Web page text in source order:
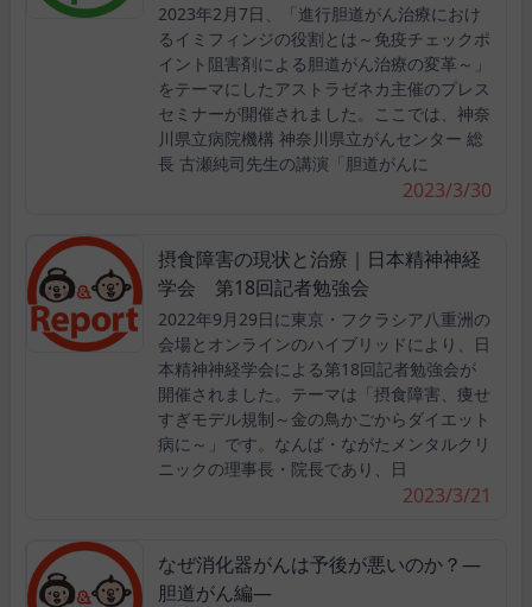
2023年2月7日、「進行胆道がん治療におけ
るイミフィンジの役割とは～免疫チェックポ
イント阻害剤による胆道がん治療の変革～」
をテーマにしたアストラゼネカ主催のプレス
セミナーが開催されました。ここでは、神奈
川県立病院機構 神奈川県立がんセンター 総
長 古瀬純司先生の講演「胆道がんに
2023/3/30
摂食障害の現状と治療｜日本精神神経
学会 第18回記者勉強会
2022年9月29日に東京・フクラシア八重洲の
会場とオンラインのハイブリッドにより、日
本精神神経学会による第18回記者勉強会が
開催されました。テーマは「摂食障害、痩せ
すぎモデル規制～金の鳥かごからダイエット
病に～」です。なんば・ながたメンタルクリ
ニックの理事長・院長であり、日
2023/3/21
なぜ消化器がんは予後が悪いのか？―
胆道がん編―